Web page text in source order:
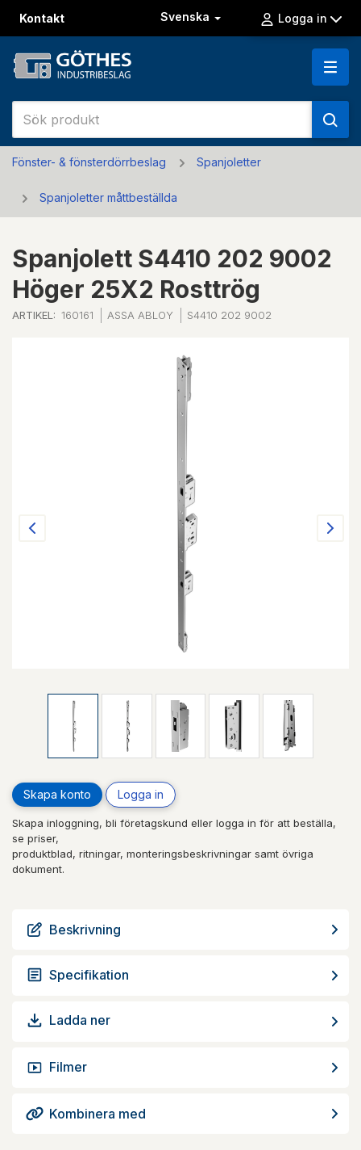
Kontakt Svenska Logga in
Fönster- & fönsterdörrbeslag Spanjoletter
Spanjoletter måttbeställda
Spanjolett S4410 202 9002
Höger 25X2 Rosttrög
ARTIKEL: 160161 ASSA ABLOY S4410 202 9002
Skapa konto Logga in
Skapa inloggning, bli företagskund eller logga in för att beställa,
se priser,
produktblad, ritningar, monteringsbeskrivningar samt övriga
dokument.
Beskrivning
Specifikation
Ladda ner
Filmer
Kombinera med